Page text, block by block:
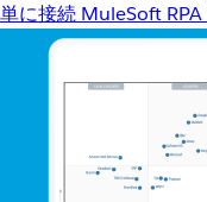
単に接続 MuleSoft RPA